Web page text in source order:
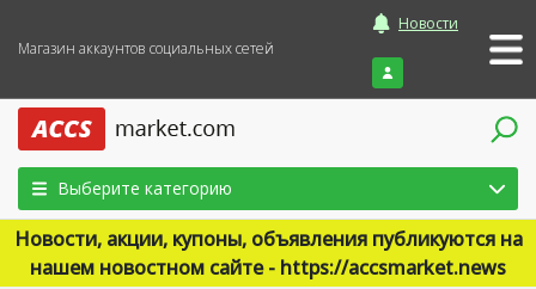
Магазин аккаунтов социальных сетей
Новости
Войти
Выберите категорию
Новости, акции, купоны, объявления публикуются на
нашем новостном сайте - https://accsmarket.news